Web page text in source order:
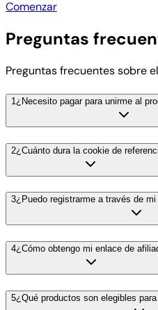
Comenzar
Preguntas
Preguntas frecuentes sobre
1 ¿Necesito pagar para unirme al
2¿Cuánto dura la cookie de
3¿Puedo registrarme a través de
4¿Cómo obtengo mi enlace de
5¿Qué productos son elegibles